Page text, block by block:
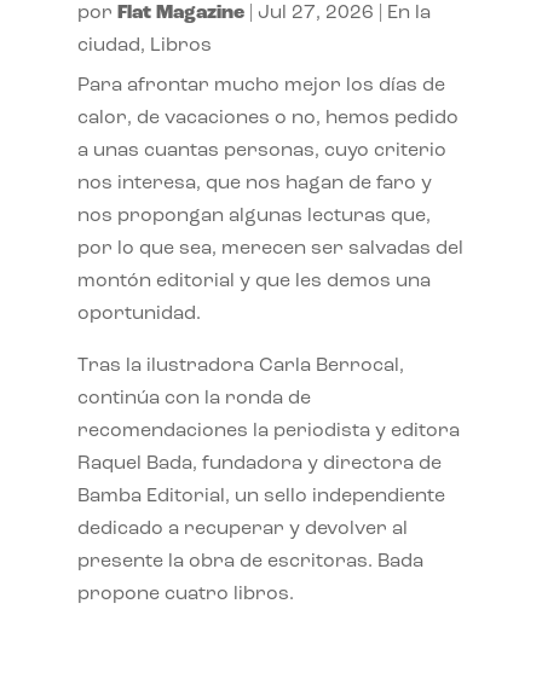
por Flat Magazine| Jul 27, 2026
En la
ciudad, Libros
Para afrontar mucho mejor los días de
calor, de vacaciones o no, hemos pedido
a unas cuantas personas, cuyo criterio
nos interesa, que nos hagan de faro y
nos propongan algunas lecturas que,
por lo que sea, merecen ser salvadas del
montón editorial y que les demos una
oportunidad.
Tras la ilustradora Carla Berrocal,
continúa con la ronda de
recomendaciones la periodista y editora
Raquel Bada, fundadora y directora de
Bamba Editorial, un sello independiente
dedicado a recuperar y devolver al
presente la obra de escritoras. Bada
propone cuatro libros.